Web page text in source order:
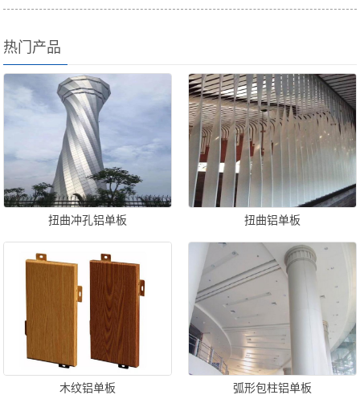
热门产品
扭曲冲孔铝单板 扭曲铝单板
木纹铝单板 弧形包柱铝单板